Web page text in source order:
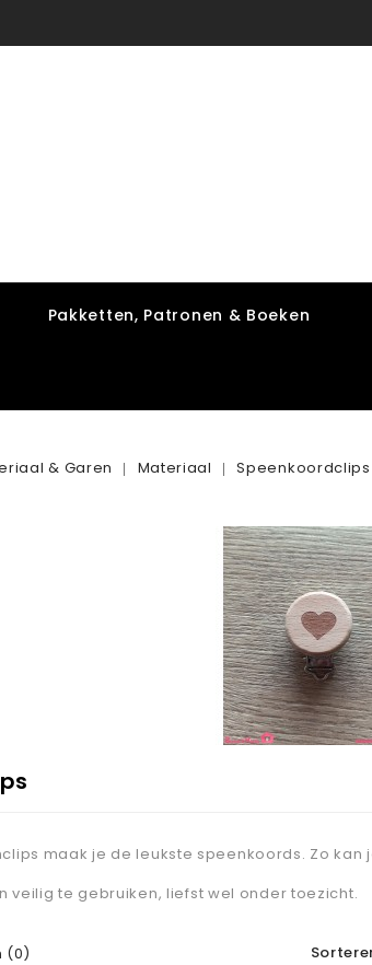
Pakketten, Patronen & Boeken
& Garen Materiaal Speenkoordclips
maak je de leukste speenkoords. Zo
veilig te gebruiken, liefst wel onder toezicht.
(0)